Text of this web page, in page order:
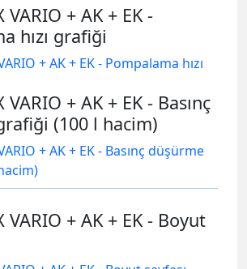
VARIO + AK + EK -
hızı grafiği
VARIO + AK + EK - Basınç
(100 l hacim)
VARIO + AK + EK - Boyut